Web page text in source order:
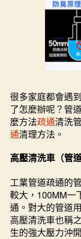
很多家庭都會遇
了怎麼辦呢？管道
麼方法疏通清洗
通清理方法。
高壓清洗車（管
工業管道疏通的
較大，100MM一
通。對大的管道
高壓清洗車也稱
生的強大壓力沖